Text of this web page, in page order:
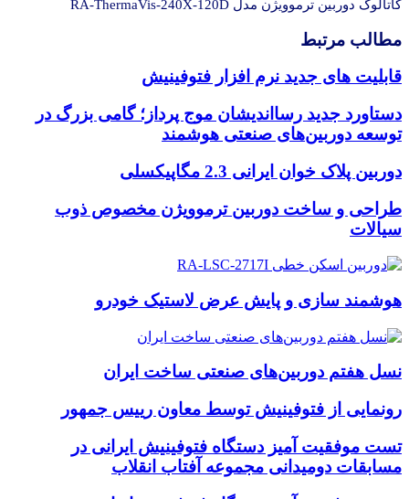
کاتالوگ دوربین ترموویژن مدل RA-ThermaVis-240X-120D
مطالب مرتبط
قابلیت های جدید نرم افزار فتوفینیش
دستاورد جدید رسااندیشان موج پرداز؛ گامی بزرگ در
توسعه دوربین‌های صنعتی هوشمند
دوربین پلاک خوان ایرانی 2.3 مگاپیکسلی
طراحی و ساخت دوربین ترموویژن مخصوص ذوب
سیالات
هوشمند سازی و پایش عرض لاستیک خودرو
نسل هفتم دوربین‌های صنعتی ساخت ایران
رونمایی از فتوفینیش توسط معاون رییس جمهور
تست موفقیت آمیز دستگاه فتوفینیش ایرانی در
مسابقات دومیدانی مجموعه آفتاب انقلاب